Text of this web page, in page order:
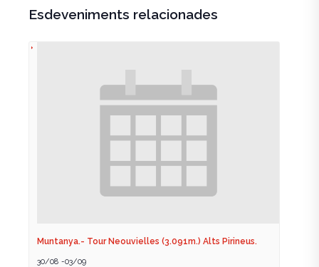
Esdeveniments relacionades
Muntanya.- Tour Neouvielles (3.091m.) Alts Pirineus.
30/08 -03/09